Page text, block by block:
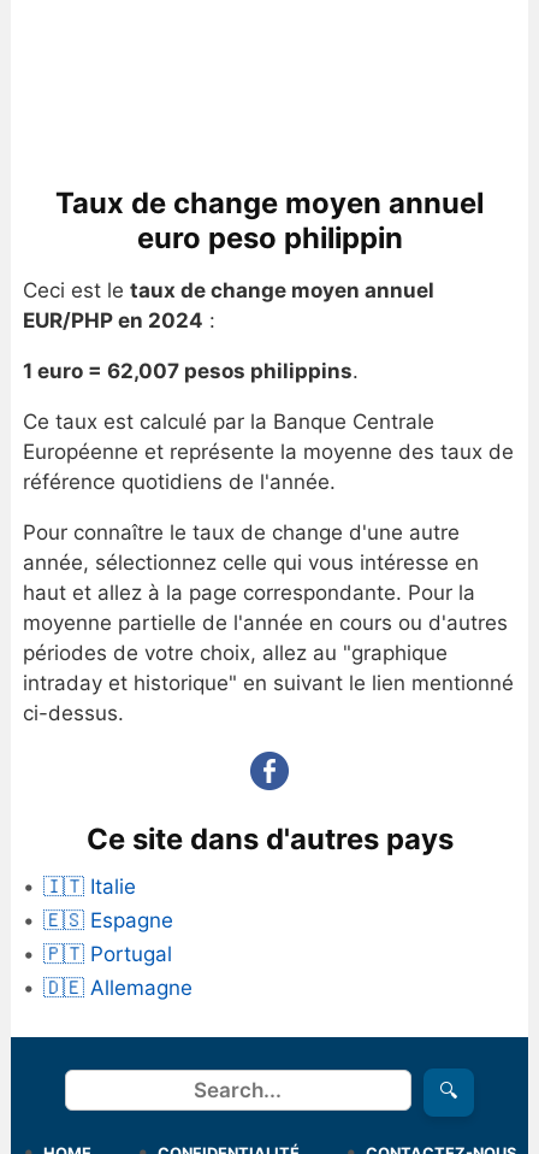
Taux de change moyen annuel
euro peso philippin
Ceci est le taux de change moyen annuel
EUR/PHP en 2024 :
1 euro = 62,007 pesos philippins.
Ce taux est calculé par la Banque Centrale
Européenne et représente la moyenne des taux de
référence quotidiens de l'année.
Pour connaître le taux de change d'une autre
année, sélectionnez celle qui vous intéresse en
haut et allez à la page correspondante. Pour la
moyenne partielle de l'année en cours ou d'autres
périodes de votre choix, allez au "graphique
intraday et historique" en suivant le lien mentionné
ci-dessus.
Ce site dans d'autres pays
🇮🇹 Italie
🇪🇸 Espagne
🇵🇹 Portugal
🇩🇪 Allemagne
Rechercher 🔍